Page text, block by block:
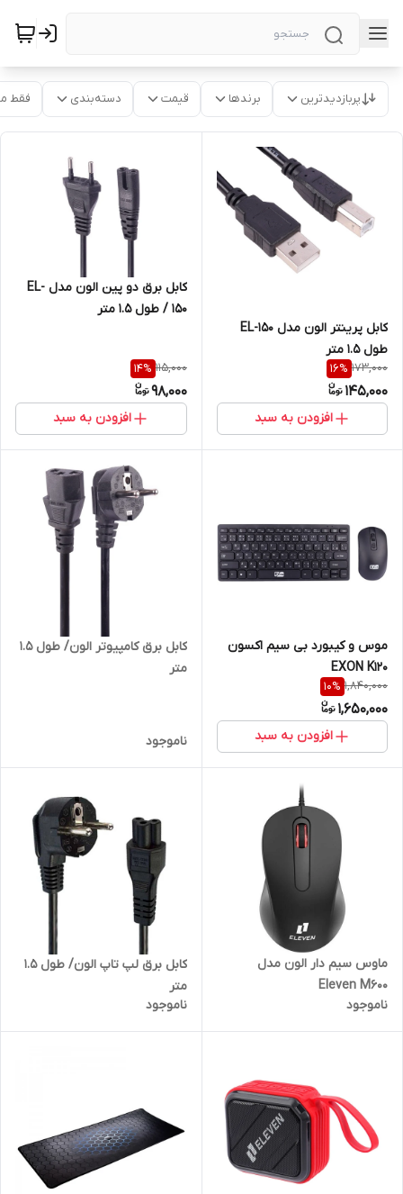
پربازدیدترین برندها قیمت دسته‌بندی فقط
کابل پرینتر الون مدل EL-150
طول 1.5 متر
173,000
16%
145,000
افزودن به سبد
کابل برق دو پین الون مدل EL-
150 / طول 1.5 متر
115,000
14%
98,000
افزودن به سبد
موس و کیبورد بی سیم اکسون
EXON K120
1,840,000
10%
1,650,000
افزودن به سبد
کابل برق کامپیوتر الون/ طول 1.5
متر
ناموجود
ماوس سیم دار الون مدل
Eleven M600
ناموجود
کابل برق لپ تاپ الون/ طول 1.5
متر
ناموجود